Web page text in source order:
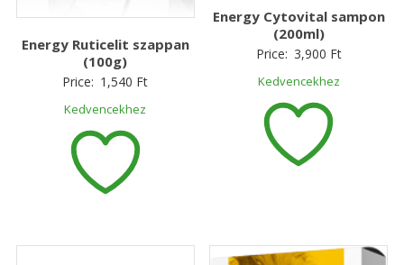
Energy Ruticelit szappan
(100g)
Price: 1,540 Ft
Kedvencekhez
Energy Cytovital sampon
(200ml)
Price: 3,900 Ft
Kedvencekhez